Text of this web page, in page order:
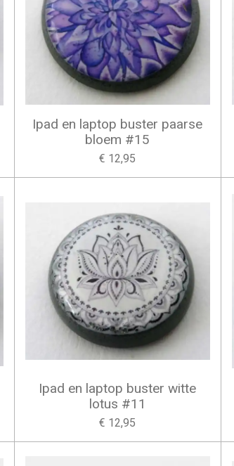
Ipad en laptop buster paarse
bloem #15
€ 12,95
Ipad en laptop buster witte
lotus #11
€ 12,95